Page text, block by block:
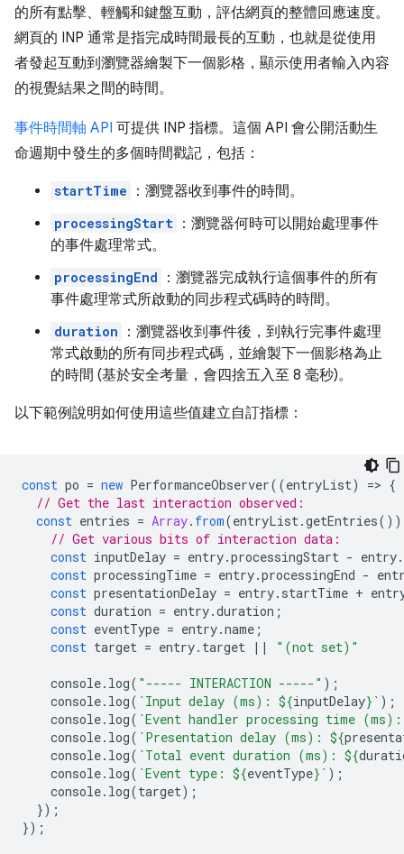
的所有點擊、輕觸和鍵盤互動，評估網頁的整體回應速度。
網頁的 INP 通常是指完成時間最長的互動，也就是從使用
者發起互動到瀏覽器繪製下一個影格，顯示使用者輸入內容
的視覺結果之間的時間。
事件時間軸 API 可提供 INP 指標。這個 API 會公開活動生
命週期中發生的多個時間戳記，包括：
startTime ：瀏覽器收到事件的時間。
processingStart ：瀏覽器何時可以開始處理事件
的事件處理常式。
processingEnd
：瀏覽器完成執行這個事件的所有
事件處理常式所啟動的同步程式碼時的時間。
duration
：瀏覽器收到事件後，到執行完事件處理
常式啟動的所有同步程式碼，並繪製下一個影格為止
的時間 (基於安全考量，會四捨五入至 8 毫秒)。
以下範例說明如何使用這些值建立自訂指標：
const po = new PerformanceObserver((entryList) => {
// Get the last interaction observed:
const entries = Array. from(entryList.getEntries
// Get various bits of interaction data:
const inputDelay = entry.processingStart - entry.
const processingTime = entry.processingEnd -
const presentationDelay = entry. startTime +
const duration = entry.duration ;
const eventType = entry.name ;
const target = entry. target || "(not set)"
console. log( "----- INTERACTION -----" );
console. log( `Input delay (ms): ${inputDelay} ` );
console. log( `Event handler processing time
console. log( `Presentation delay (ms): ${
console. log( `Total event duration (ms): ${
console. log( `Event type: ${eventType} ` );
console. log(target);
});
});